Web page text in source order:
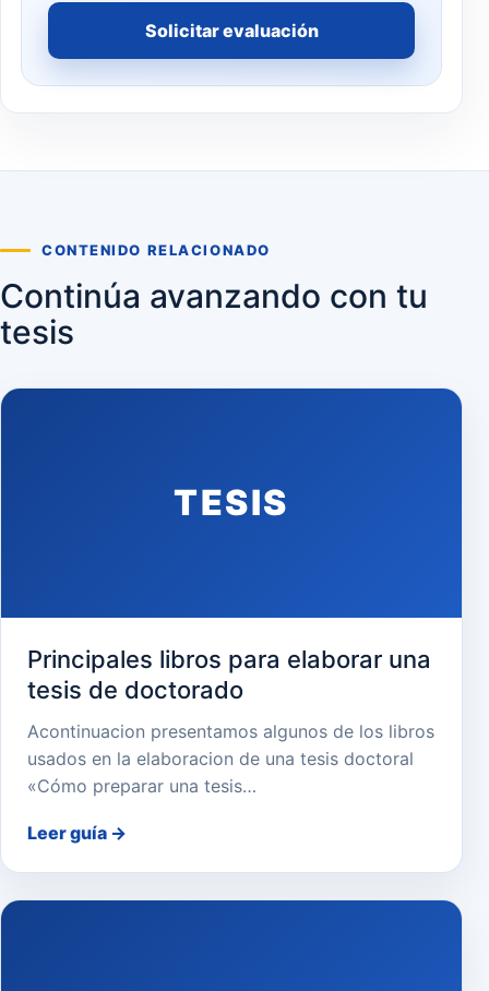
Solicitar evaluación
CONTENIDO RELACIONADO
Continúa avanzando con tu
tesis
TESIS
Principales libros para elaborar una
tesis de doctorado
Acontinuacion presentamos algunos de los libros
usados en la elaboracion de una tesis doctoral
«Cómo preparar una tesis…
Leer guía →